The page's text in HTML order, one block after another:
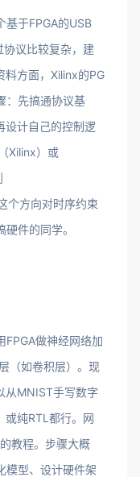
基于FPGA的USB
议比较复杂，建
料方面，Xilinx的PG
：先搞通协议基
设计自己的控制逻
Xilinx）或
个方向对时序约束
件的同学。
FPGA做神经网络加
（如卷积层）。现
从MNIST手写数字
或纯RTL都行。网
教程。步骤大概
模型、设计硬件架